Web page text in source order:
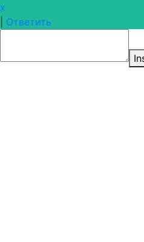
x
Ответить